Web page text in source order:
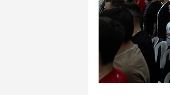
amacıyla
reklam/
Çerezlere
butonuna
6698 sayılı